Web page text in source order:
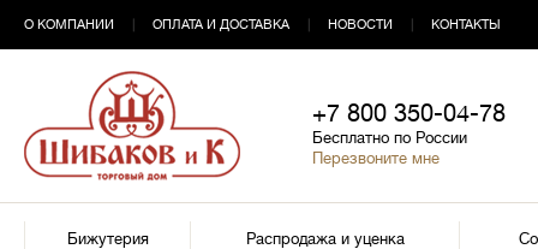
О КОМПАНИИ ОПЛАТА И ДОСТАВКА НОВОСТИ КОНТАКТЫ
+7 800 350-04-78
Бесплатно по России
Перезвоните мне
Бижутерия Распродажа и уценка